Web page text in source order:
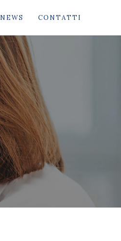
NEWS CONTATTI